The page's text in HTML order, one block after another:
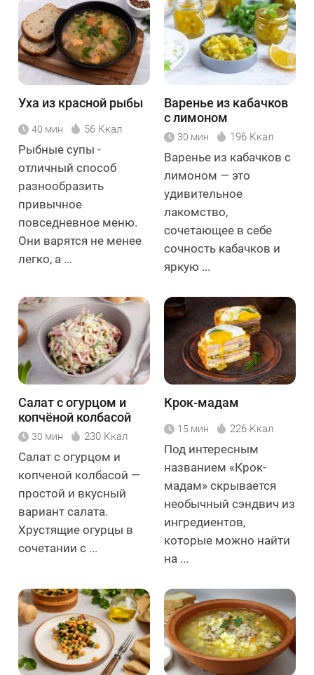
Уха из красной рыбы
40 мин 56 Ккал
Рыбные супы -
отличный способ
разнообразить
привычное
повседневное меню.
Они варятся не менее
легко, а ...
Варенье из кабачков
с лимоном
30 мин 196 Ккал
Варенье из кабачков с
лимоном — это
удивительное
лакомство,
сочетающее в себе
сочность кабачков и
яркую ...
Салат с огурцом и
копчёной колбасой
30 мин 230 Ккал
Салат с огурцом и
копченой колбасой —
простой и вкусный
вариант салата.
Хрустящие огурцы в
сочетании с ...
Крок-мадам
15 мин 226 Ккал
Под интересным
названием «Крок-
мадам» скрывается
необычный сэндвич из
ингредиентов,
которые можно найти
на ...